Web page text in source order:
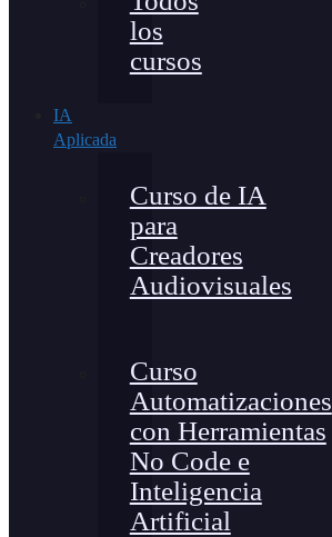
los
cursos
IA
Aplicada
Curso de IA
para
Creadores
Audiovisuales
Curso
Automatizaciones
con Herramientas
No Code e
Inteligencia
Artificial